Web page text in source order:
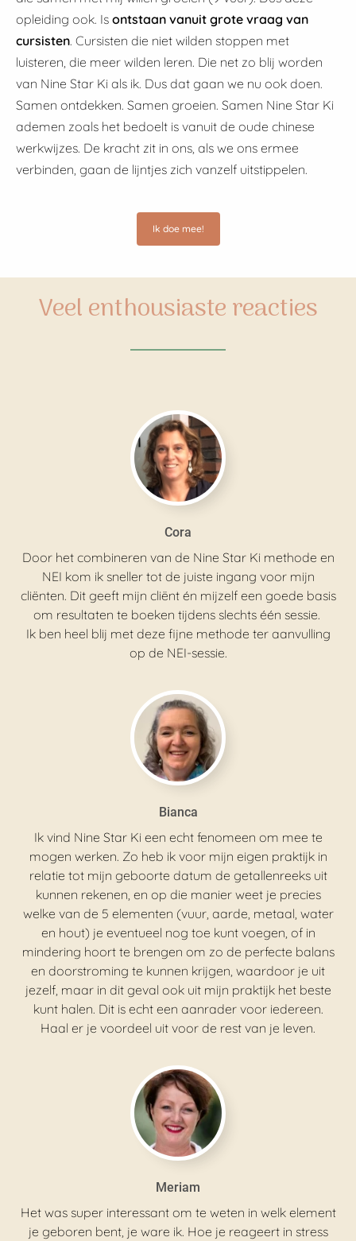
opleiding ook. Is ontstaan vanuit grote vraag van
cursisten. Cursisten die niet wilden stoppen met
luisteren, die meer wilden leren. Die net zo blij worden
van Nine Star Ki als ik. Dus dat gaan we nu ook doen.
Samen ontdekken. Samen groeien. Samen Nine Star Ki
ademen zoals het bedoelt is vanuit de oude chinese
werkwijzes. De kracht zit in ons, als we ons ermee
verbinden, gaan de lijntjes zich vanzelf uitstippelen.
Ik doe mee!
Veel enthousiaste reacties
Cora
Door het combineren van de Nine Star Ki methode en
NEI kom ik sneller tot de juiste ingang voor mijn
cliënten. Dit geeft mijn cliënt én mijzelf een goede basis
om resultaten te boeken tijdens slechts één sessie.
Ik ben heel blij met deze fijne methode ter aanvulling
op de NEI-sessie.
Bianca
Ik vind Nine Star Ki een echt fenomeen om mee te
mogen werken. Zo heb ik voor mijn eigen praktijk in
relatie tot mijn geboorte datum de getallenreeks uit
kunnen rekenen, en op die manier weet je precies
welke van de 5 elementen (vuur, aarde, metaal, water
en hout) je eventueel nog toe kunt voegen, of in
mindering hoort te brengen om zo de perfecte balans
en doorstroming te kunnen krijgen, waardoor je uit
jezelf, maar in dit geval ook uit mijn praktijk het beste
kunt halen. Dit is echt een aanrader voor iedereen.
Haal er je voordeel uit voor de rest van je leven.
Meriam
Het was super interessant om te weten in welk element
je geboren bent, je ware ik. Hoe je reageert in stress